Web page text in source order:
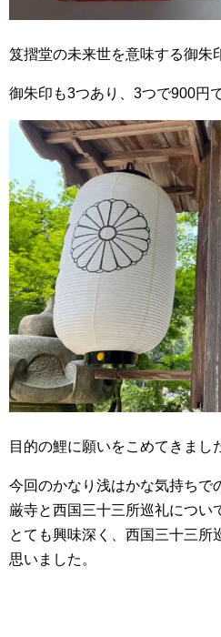
笈摺堂の未来世を意味する御朱
御朱印も3つあり、3つで900円で
目的の鯉に願いをこめてきまし
今回のかなり浅はかな気持ちで
厳寺と西国三十三所巡礼につい
とても興味深く、西国三十三所
思いました。